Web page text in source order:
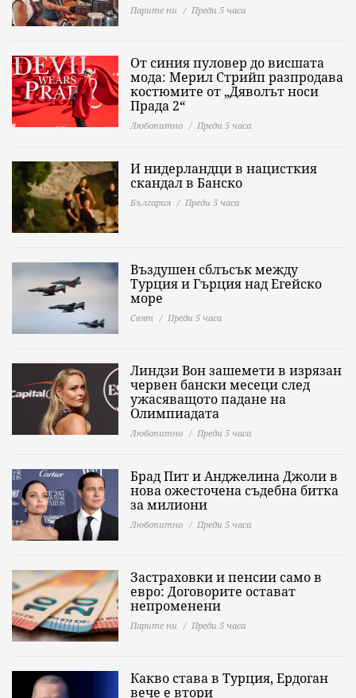
Парите ни Преди 5 часа
От синия пуловер до висшата
мода: Мерил Стрийп разпродава
костюмите от „Дяволът носи
Прада 2“
Любопитно Преди 5 часа
И нидерландци в нацисткия
скандал в Банско
България Преди 5 часа
Въздушен сблъсък между
Турция и Гърция над Егейско
море
Свят Преди 5 часа
Линдзи Вон зашемети в изрязан
червен бански месеци след
ужасяващото падане на
Олимпиадата
Любопитно Преди 5 часа
Брад Пит и Анджелина Джоли в
нова ожесточена съдебна битка
за милиони
Любопитно Преди 5 часа
Застраховки и пенсии само в
евро: Договорите остават
непроменени
Парите ни Преди 5 часа
Какво става в Турция, Ердоган
вече е втори